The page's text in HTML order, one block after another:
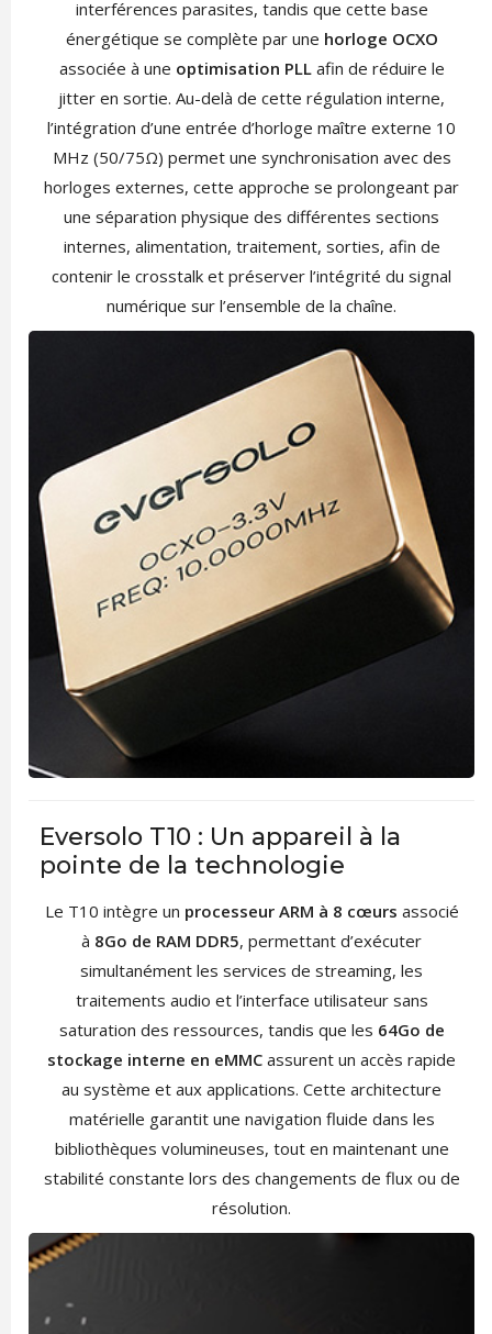
interférences parasites, tandis que cette base
énergétique se complète par une horloge OCXO
associée à une optimisation PLLafin de réduire le
jitter en sortie. Au-delà de cette régulation interne,
l’intégration d’une entrée d’horloge maître externe 10
MHz (50/75Ω) permet une synchronisation avec des
horloges externes, cette approche se prolongeant par
une séparation physique des différentes sections
internes, alimentation, traitement, sorties, afin de
contenir le crosstalk et préserver l’intégrité du signal
numérique sur l’ensemble de la chaîne.
Eversolo T10 : Un appareil à la
pointe de la technologie
Le T10 intègre un processeur ARM à 8 cœurs associé
à 8Go de RAM DDR5, permettant d’exécuter
simultanément les services de streaming, les
traitements audio et l’interface utilisateur sans
saturation des ressources, tandis que les 64Go de
stockage interne en eMMC assurent un accès rapide
au système et aux applications. Cette architecture
matérielle garantit une navigation fluide dans les
bibliothèques volumineuses, tout en maintenant une
stabilité constante lors des changements de flux ou de
résolution.